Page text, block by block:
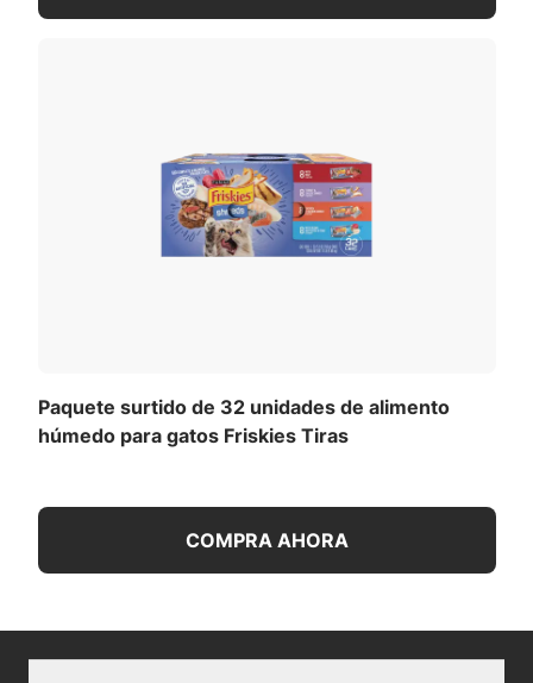
pescado con el paquete surtido de alimento
Paquete surtido de 32 unidades de alimento
húmedo para gatos Friskies Tiras
COMPRA AHORA